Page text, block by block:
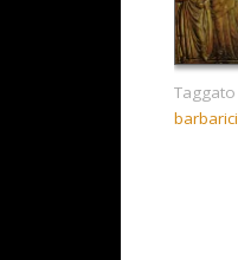
Taggato
barbarici